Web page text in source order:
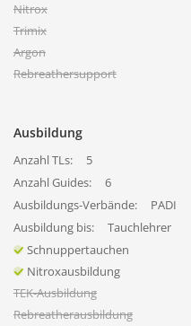
Nitrox
Trimix
Argon
Rebreathersupport
Ausbildung
Anzahl TLs:
5
Anzahl Guides:
6
Ausbildungs-Verbände:
PADI
Ausbildung bis:
Tauchlehrer
Schnuppertauchen
Nitroxausbildung
TEK-Ausbildung
Rebreatherausbildung